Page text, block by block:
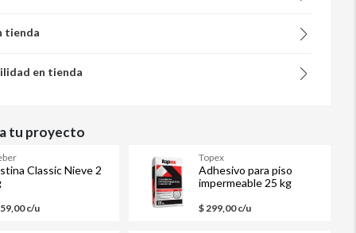
tienda
en tienda
tu proyecto
Classic Nieve 2
c/u
Topex
Adhesivo para piso
impermeable 25 kg
$ 299,00 c/u